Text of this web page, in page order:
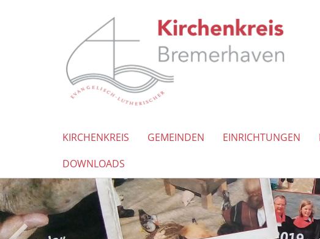
KIRCHENKREIS GEMEINDEN EINRICHTUNGEN
DOWNLOADS